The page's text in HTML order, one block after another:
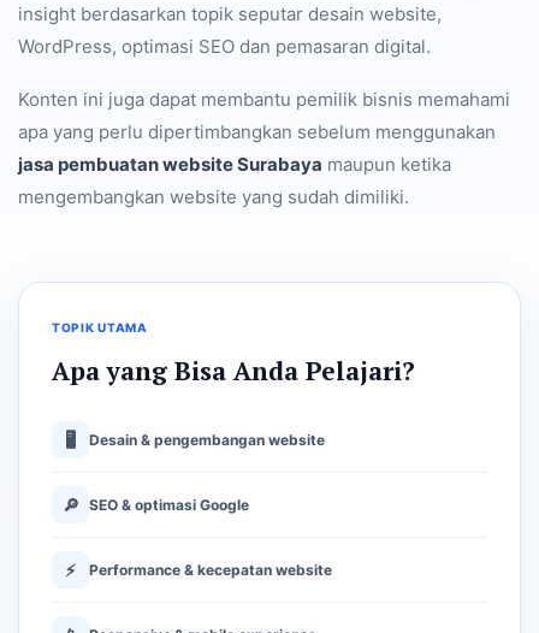
insight berdasarkan topik seputar desain website,
WordPress, optimasi SEO dan pemasaran digital.
Konten ini juga dapat membantu pemilik bisnis memahami
apa yang perlu dipertimbangkan sebelum menggunakan
jasa pembuatan website Surabaya maupun ketika
mengembangkan website yang sudah dimiliki.
TOPIK UTAMA
Apa yang Bisa Anda Pelajari?
🖥 Desain & pengembangan website
🔎 SEO & optimasi Google
⚡ Performance & kecepatan website